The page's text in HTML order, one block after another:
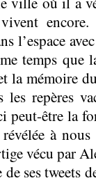
encore.
l’espace
temps que
mémoire
les repères
peut-être la
à
vécu par
ses tweets